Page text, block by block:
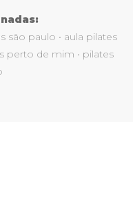
são paulo • aula pilates
perto de mim • pilates